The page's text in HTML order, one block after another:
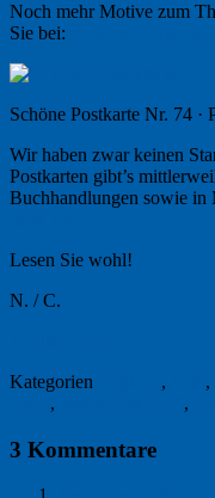
Noch mehr Motive zum
Sie bei:
Schöne Postkarte Nr. 74
Wir haben zwar keinen
Postkarten gibt’s
Buchhandlungen sowie in
Lesen Sie wohl!
N. / C.
Kategorien
, ,
, ,
3 Kommentare